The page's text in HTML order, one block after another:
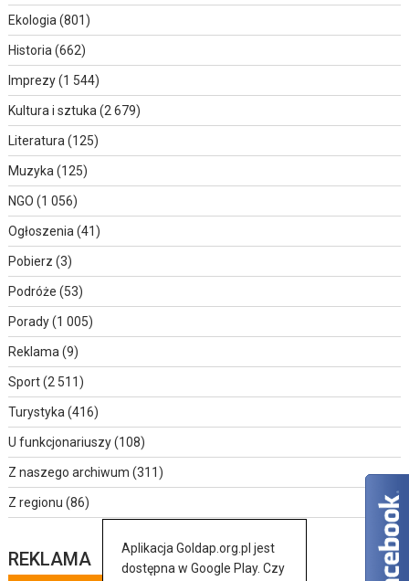
Ekologia (801)
Historia (662)
Imprezy(1 544)
Kultura i sztuka (2 679)
Literatura (125)
Muzyka (125)
NGO (1 056)
Ogłoszenia (41)
Pobierz (3)
Podróże (53)
Porady(1 005)
Reklama (9)
Sport(2 511)
Turystyka (416)
U funkcjonariuszy(108)
Z naszego archiwum (311)
Z regionu (86)
REKLAMA
Aplikacja Goldap.org.pl jest
dostępna w Google Play. Czy